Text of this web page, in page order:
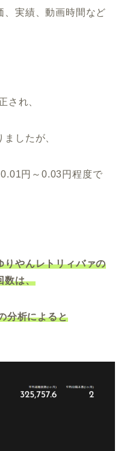
、実績、動画時間など
され、
したが、
円～0.03円程度で
りやんレトリィバァの
数は、
析によると